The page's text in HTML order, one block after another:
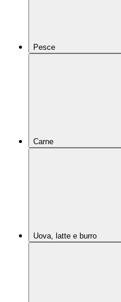
Pesce
Carne
Uova, latte e burro